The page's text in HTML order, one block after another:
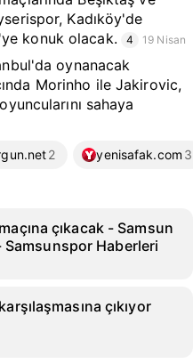
Kadıköy'de
konuk olacak.
4 19 Nisan
oynanacak
Morinho ile Jakirovic,
sahaya
2 yenisafak.com 3
çıkacak - Samsun
Samsunspor Haberleri
çıkıyor